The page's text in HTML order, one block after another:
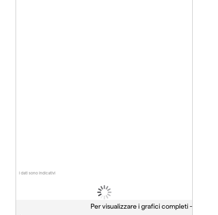
I dati sono indicativi
Per visualizzare i grafici completi -